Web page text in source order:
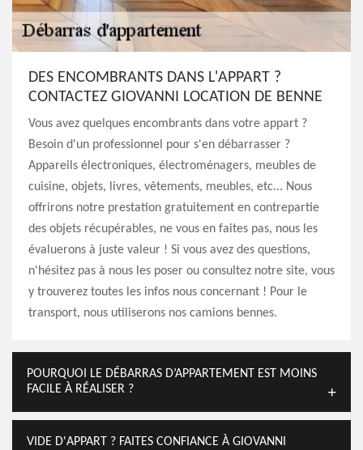
DES ENCOMBRANTS DANS L'APPART ?
CONTACTEZ GIOVANNI LOCATION DE BENNE
Vous avez quelques encombrants dans votre appart ?
Besoin d'un professionnel pour s'en débarrasser ?
Appareils électroniques, électroménagers, meubles de
cuisine, objets, livres, vêtements, meubles, etc... Nous
offrirons notre prestation gratuitement en contrepartie
des objets récupérables, ne vous en faites pas, nous les
évaluerons à juste valeur ! Si vous avez des questions,
n'hésitez pas à nous les poser ou consultez notre site, vous
y trouverez toutes les infos nous concernant ! Pour le
transport, nous utiliserons nos camions bennes.
POURQUOI LE DÉBARRAS D’APPARTEMENT EST MOINS
FACILE À RÉALISER ?
VIDE D'APPART ? FAITES CONFIANCE À GIOVANNI